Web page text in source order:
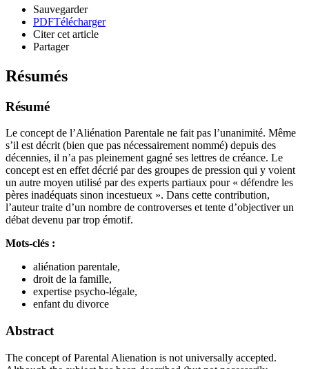
Sauvegarder
PDFTélécharger
Citer cet article
Partager
Résumés
Résumé
Le concept de l’Aliénation Parentale ne fait pas l’unanimité. Même
s’il est décrit (bien que pas nécessairement nommé) depuis des
décennies, il n’a pas pleinement gagné ses lettres de créance. Le
concept est en effet décrié par des groupes de pression qui y voient
un autre moyen utilisé par des experts partiaux pour « défendre les
pères inadéquats sinon incestueux ». Dans cette contribution,
l’auteur traite d’un nombre de controverses et tente d’objectiver un
débat devenu par trop émotif.
Mots-clés :
aliénation parentale,
droit de la famille,
expertise psycho-légale,
enfant du divorce
Abstract
The concept of Parental Alienation is not universally accepted.